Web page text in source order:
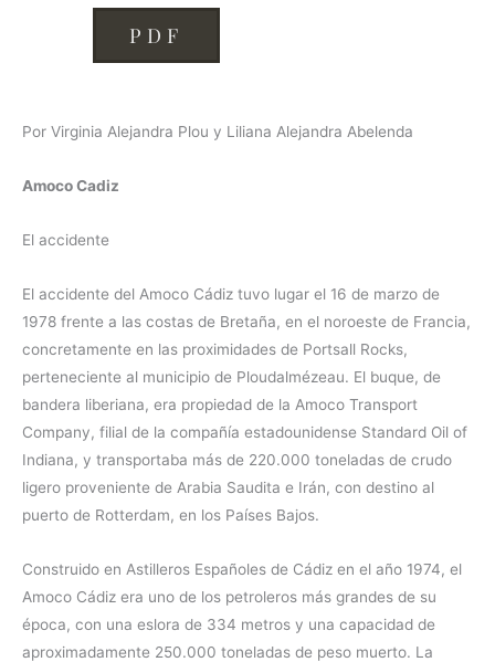
PDF
Por Virginia Alejandra Plou y Liliana Alejandra Abelenda
Amoco Cadiz
El accidente
El accidente del Amoco Cádiz tuvo lugar el 16 de marzo de
1978 frente a las costas de Bretaña, en el noroeste de Francia,
concretamente en las proximidades de Portsall Rocks,
perteneciente al municipio de Ploudalmézeau. El buque, de
bandera liberiana, era propiedad de la Amoco Transport
Company, filial de la compañía estadounidense Standard Oil of
Indiana, y transportaba más de 220.000 toneladas de crudo
ligero proveniente de Arabia Saudita e Irán, con destino al
puerto de Rotterdam, en los Países Bajos.
Construido en Astilleros Españoles de Cádiz en el año 1974, el
Amoco Cádiz era uno de los petroleros más grandes de su
época, con una eslora de 334 metros y una capacidad de
aproximadamente 250.000 toneladas de peso muerto. La